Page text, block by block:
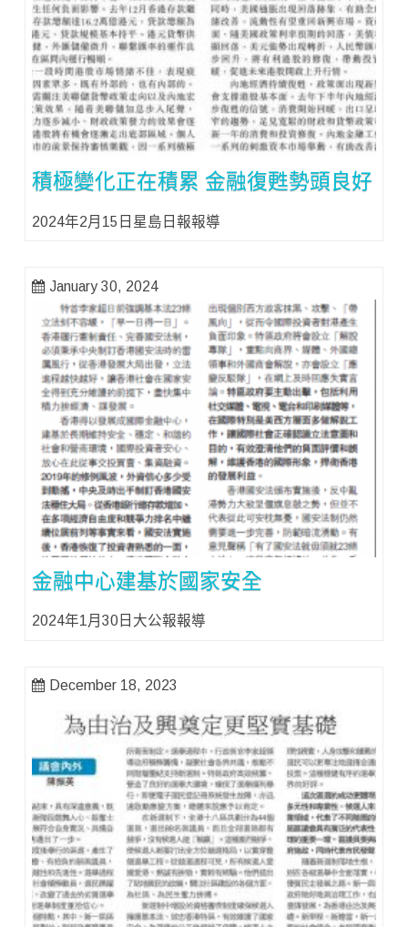
積極變化正在積累 金融復甦勢頭良好
2024年2月15日星島日報報導
January 30, 2024
金融中心建基於國家安全
2024年1月30日大公報報導
December 18, 2023